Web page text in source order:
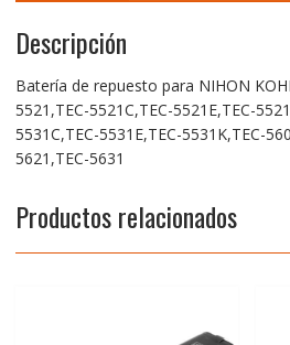
5531C,TEC-
5531E,TEC-
5531K,TEC-
5600,TEC-
5601,TEC-
5621,TEC-
5631
Descripción
Batería de repuesto para NIHON
5521,TEC-5521C,TEC-5521E,TEC-
5531C,TEC-5531E,TEC-5531K,TEC-
5621,TEC-5631
Productos relacionados